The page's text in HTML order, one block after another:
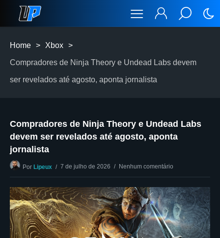
Home > Xbox >
Compradores de Ninja Theory e Undead Labs devem
ser revelados até agosto, aponta jornalista
Compradores de Ninja Theory e Undead Labs
devem ser revelados até agosto, aponta
jornalista
Por Lipeux 7 de julho de 2026 Nenhum comentário